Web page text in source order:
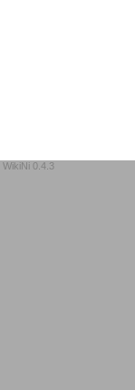
WikiNi 0.4.3